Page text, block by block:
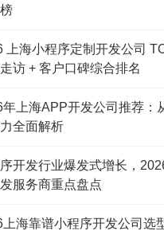
上海小程序定制开发公司
访 + 客户口碑综合排名
年上海APP开发公司推荐：
全面解析
开发行业爆发式增长，
服务商重点盘点
上海靠谱小程序开发公司选